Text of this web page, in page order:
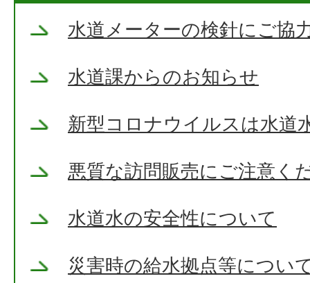
水道メーターの検針にご協
水道課からのお知らせ
新型コロナウイルスは水道
悪質な訪問販売にご注意く
水道水の安全性について
災害時の給水拠点等につい